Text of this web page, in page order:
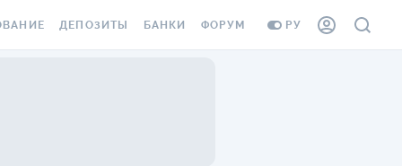
РУ
ДЕПОЗИТЫ БАНКИ ФОРУМ